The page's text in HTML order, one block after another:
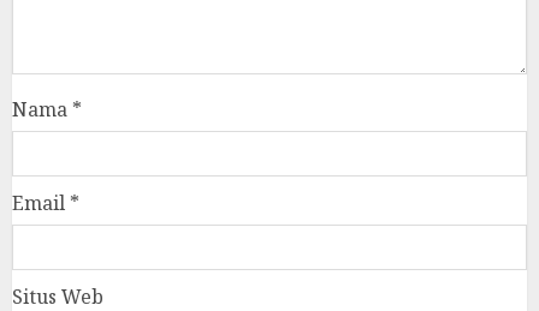
Nama *
Email *
Situs Web